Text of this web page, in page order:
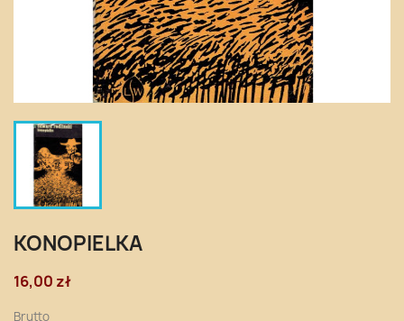
KONOPIELKA
16,00 zł
Brutto